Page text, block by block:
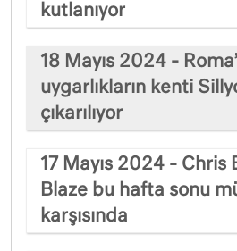
kutlanıyor
18 Mayıs 2024 -
uygarlıkların kenti
çıkarılıyor
17 Mayıs 2024 - Chris
Blaze bu hafta sonu
karşısında